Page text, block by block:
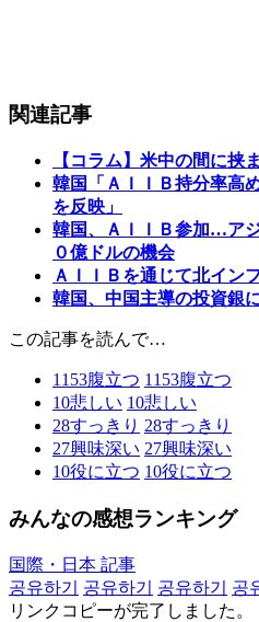
関連記事
【コラム】米中の間に挟
韓国「ＡＩＩＢ持分率高
を反映」
韓国、ＡＩＩＢ参加…ア
０億ドルの機会
ＡＩＩＢを通じて北イン
韓国、中国主導の投資銀
この記事を読んで…
1153腹立つ 1153腹立つ
10悲しい 10悲しい
28すっきり 28すっきり
27興味深い 27興味深い
10役に立つ 10役に立つ
みんなの感想ランキング
国際・日本 記事
공유하기
공유하기 공유하기 공
リンクコピーが完了しました。